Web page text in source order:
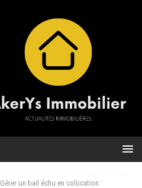
Gérer un bail échu en colocation :